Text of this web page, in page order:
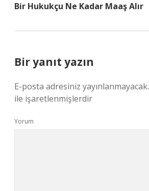
Bir Hukukçu Ne Kadar Maaş Alır
Bir yanıt yazın
E-posta adresiniz yayınlanmayacak.
ile işaretlenmişlerdir
Yorum